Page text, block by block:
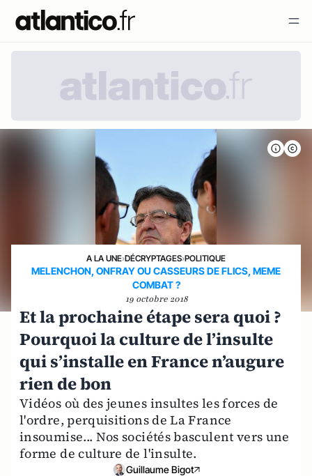
A LA UNE›DÉCRYPTAGES›POLITIQUE
MELENCHON, ONFRAY OU CASSEURS DE FLICS, MEME
COMBAT ?
19 octobre 2018
Et la prochaine étape sera quoi ?
Pourquoi la culture de l’insulte
qui s’installe en France n’augure
rien de bon
Vidéos où des jeunes insultes les forces de
l'ordre, perquisitions de La France
insoumise... Nos sociétés basculent vers une
forme de culture de l'insulte.
Guillaume Bigot